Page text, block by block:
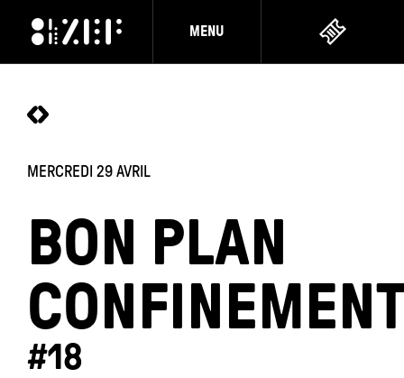
MENU
MERCREDI 29 AVRIL
BON PLAN
#18